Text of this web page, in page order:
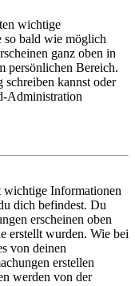
wichtige
so bald wie möglich
ganz oben in
persönlichen Bereich.
kannst oder
Administration
wichtige Informationen
dich befindest. Du
erscheinen oben
erstellt wurden. Wie bei
von deinen
erstellen
werden von der